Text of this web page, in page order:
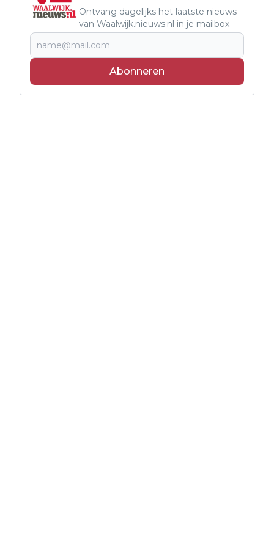
Ontvang dagelijks het laatste nieuws
van Waalwijk.nieuws.nl in je mailbox
Abonneren